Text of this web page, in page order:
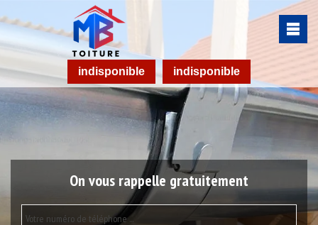
indisponible indisponible
On vous rappelle gratuitement